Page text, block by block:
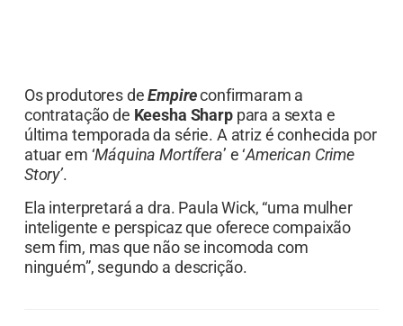
Os produtores deEmpireconfirmaram a
contratação de Keesha Sharppara a sexta e
última temporada da série. A atriz é conhecida por
atuar em ‘Máquina Mortífera’ e ‘American Crime
Story’.
Ela interpretará a dra. Paula Wick, “uma mulher
inteligente e perspicaz que oferece compaixão
sem fim, mas que não se incomoda com
ninguém”, segundo a descrição.